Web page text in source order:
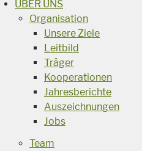
ÜBER UNS
Organisation
Unsere Ziele
Leitbild
Träger
Kooperationen
Jahresberichte
Auszeichnungen
Jobs
Team